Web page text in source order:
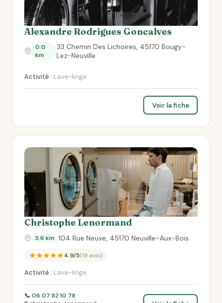
Alexandre Rodrigues Goncalves
0.0
km
33 Chemin Des Lichoires, 45170 Bougy-
Lez-Neuville
Activité : Lave-linge
Voir la fiche
Christophe Lenormand
3.6 km 104 Rue Neuve, 45170 Neuville-Aux-Bois
★★★★★4.9/5(19 avis)
Activité : Lave-linge
📞 06 07 82 10 78